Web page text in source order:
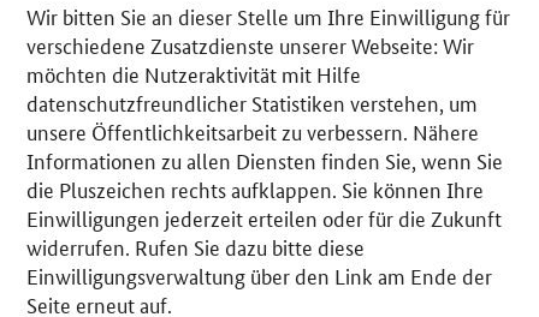
Wir bitten Sie an dieser Stelle um Ihre Einwilligung für
verschiedene Zusatzdienste unserer Webseite: Wir
möchten die Nutzeraktivität mit Hilfe
datenschutzfreundlicher Statistiken verstehen, um
unsere Öffentlichkeitsarbeit zu verbessern. Nähere
Informationen zu allen Diensten finden Sie, wenn Sie
die Pluszeichen rechts aufklappen. Sie können Ihre
Einwilligungen jederzeit erteilen oder für die Zukunft
widerrufen. Rufen Sie dazu bitte diese
Einwilligungsverwaltung über den Link am Ende der
Seite erneut auf.